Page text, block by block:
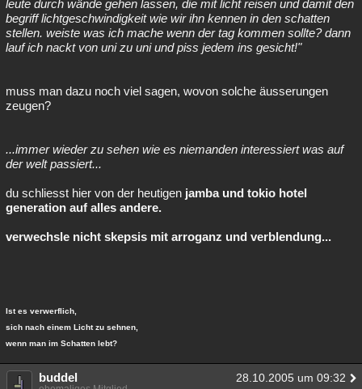
leute durch wände gehen lassen, die mit licht reisen und damit den
begriff lichtgeschwindigkeit wie wir ihn kennen in den schatten
stellen. weiste was ich mache wenn der tag kommen sollte? dann
lauf ich nackt von uni zu uni und piss jedem ins gesicht!"
muss man dazu noch viel sagen, wovon solche äusserungen
zeugen?
...immer wieder zu sehen wie es niemanden interessiert was auf
der welt passiert...
du schliesst hier von der heutigen jamba und tokio hotel
generation auf alles andere.
verwechsle nicht skepsis mit arroganz und verblendung...
Ist es verwerflich,
sich nach einem Licht zu sehnen,
wenn man im Schatten lebt?
buddel 28.10.2005 um 09:32